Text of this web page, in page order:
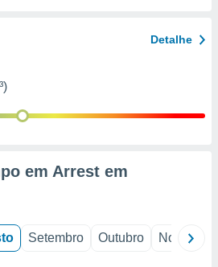
Detalhe
em Arrest em
Setembro Outubro Novembro